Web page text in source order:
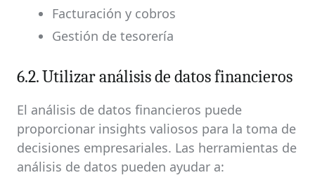
Facturación y cobros
Gestión de tesorería
6.2. Utilizar análisis de datos financieros
El análisis de datos financieros puede
proporcionar insights valiosos para la toma de
decisiones empresariales. Las herramientas de
análisis de datos pueden ayudar a: